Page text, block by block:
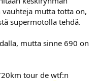
vauhteja mutta totta on,
supermotolla tehdä.
mutta sinne 690 on
tour de wtf:n